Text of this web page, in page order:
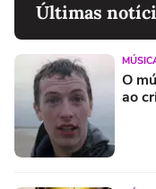
Últimas
O
ao